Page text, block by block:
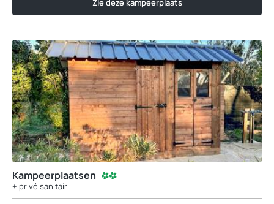
Zie deze kampeerplaats
Kampeerplaatsen
+ privé sanitair